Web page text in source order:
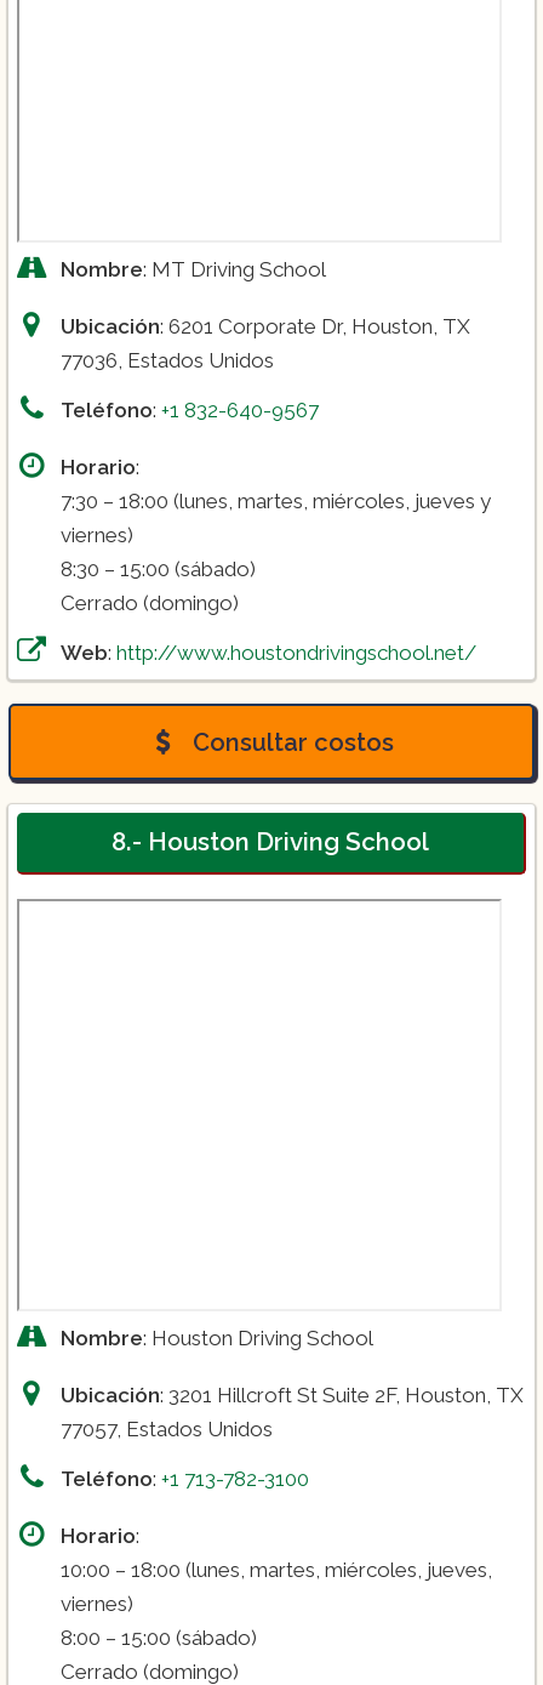
Nombre: MT Driving School
Ubicación: 6201 Corporate Dr, Houston, TX
77036, Estados Unidos
Teléfono: +1 832-640-9567
Horario:
7:30 – 18:00 (lunes, martes, miércoles, jueves y
viernes)
8:30 – 15:00 (sábado)
Cerrado (domingo)
Web: http://www.houstondrivingschool.net/
Consultar costos
8.- Houston Driving School
Nombre: Houston Driving School
Ubicación: 3201 Hillcroft St Suite 2F, Houston, TX
77057, Estados Unidos
Teléfono: +1 713-782-3100
Horario:
10:00 – 18:00 (lunes, martes, miércoles, jueves,
viernes)
8:00 – 15:00 (sábado)
Cerrado (domingo)